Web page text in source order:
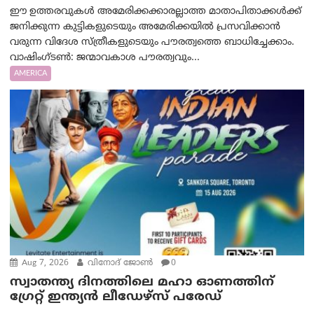
ഈ ഉത്തരവുകൾ അമേരിക്കക്കാരല്ലാത്ത മാതാപിതാക്കൾക്ക്
ജനിക്കുന്ന കുട്ടികളുടെയും അമേരിക്കയിൽ പ്രസവിക്കാൻ
വരുന്ന വിദേശ സ്ത്രീകളുടെയും പൗരത്വത്തെ ബാധിച്ചേക്കാം.
വാഷിംഗ്ടണ്‍: ജന്മാവകാശ പൗരത്വവും...
AMERICA
Aug 7, 2026 വിനോദ് ജോൺ 0
സ്വാതന്ത്യ ദിനത്തിലെ മഹാ ഓണത്തിന്
ഗ്രേറ്റ് ഇന്ത്യൻ ലീഡേഴ്സ് പരേഡ്